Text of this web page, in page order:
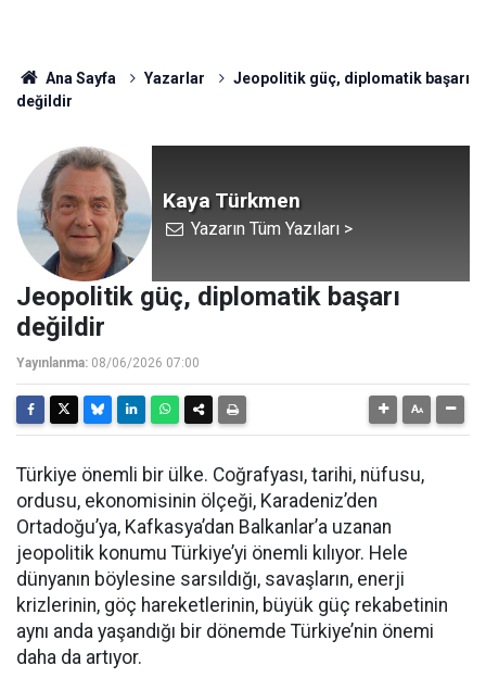
Ana Sayfa Yazarlar
Jeopolitik güç, diplomatik başarı
değildir
Kaya Türkmen
Yazarın Tüm Yazıları >
Jeopolitik güç, diplomatik başarı
değildir
Yayınlanma: 08/06/2026 07:00
Türkiye önemli bir ülke. Coğrafyası, tarihi, nüfusu,
ordusu, ekonomisinin ölçeği, Karadeniz’den
Ortadoğu’ya, Kafkasya’dan Balkanlar’a uzanan
jeopolitik konumu Türkiye’yi önemli kılıyor. Hele
dünyanın böylesine sarsıldığı, savaşların, enerji
krizlerinin, göç hareketlerinin, büyük güç rekabetinin
aynı anda yaşandığı bir dönemde Türkiye’nin önemi
daha da artıyor.